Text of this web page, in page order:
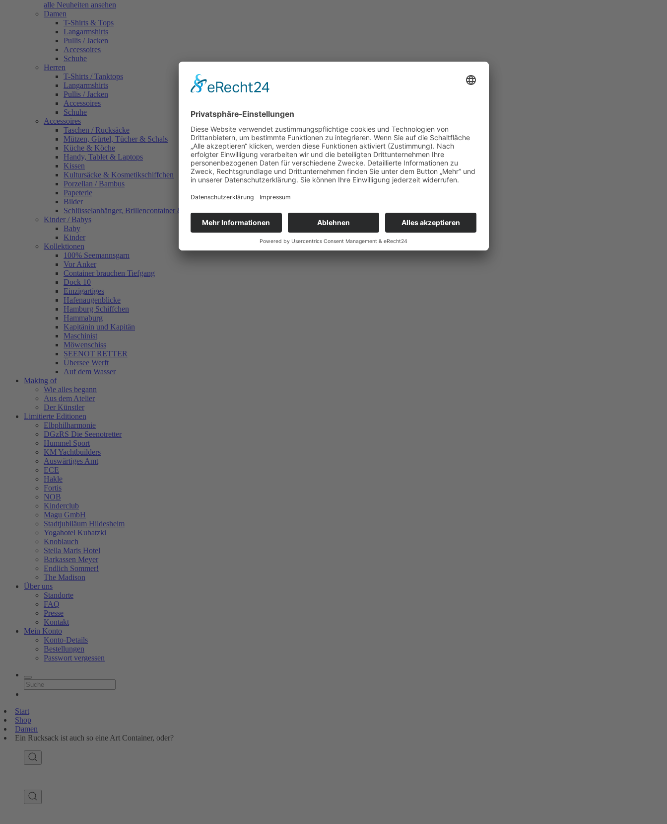
alle Neuheiten ansehen
Damen
T-Shirts & Tops
Langarmshirts
Pullis / Jacken
Accessoires
Schuhe
Herren
T-Shirts / Tanktops
Langarmshirts
Pullis / Jacken
Accessoires
Schuhe
Accessoires
Taschen / Rucksäcke
Mützen, Gürtel, Tücher & Schals
Küche & Köche
Handy, Tablet & Laptops
Kissen
Kultursäcke & Kosmetikschiffchen
Porzellan / Bambus
Papeterie
Bilder
Schlüsselanhänger, Brillencontainer & mehr
Kinder / Babys
Baby
Kinder
Kollektionen
100% Seemannsgarn
Vor Anker
Container brauchen Tiefgang
Dock 10
Einzigartiges
Hafenaugen­blicke
Hamburg Schiffchen
Hammaburg
Kapitänin und Kapitän
Maschinist
Möwenschiss
SEENOT RETTER
Übersee Werft
Auf dem Wasser
Making of
Wie alles begann
Aus dem Atelier
Der Künstler
Limitierte Editionen
Elbphilharmonie
DGzRS Die Seenotretter
Hummel Sport
KM Yachtbuilders
Auswärtiges Amt
ECE
Hakle
Fortis
NOB
Kinderclub
Magu GmbH
Stadtjubiläum Hildesheim
Yogahotel Kubatzki
Knoblauch
Stella Maris Hotel
Barkassen Meyer
Endlich Sommer!
The Madison
Über uns
Standorte
FAQ
Presse
Kontakt
Mein Konto
Konto-Details
Bestellungen
Passwort vergessen
Start
Shop
Damen
Ein Rucksack ist auch so eine Art Container, oder?